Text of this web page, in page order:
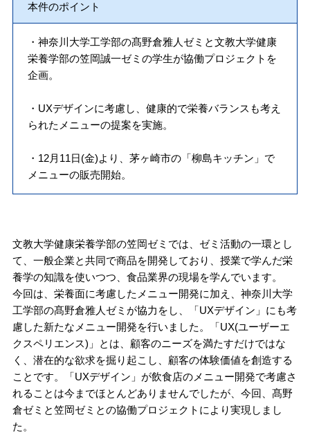
本件のポイント
・神奈川大学工学部の髙野倉雅人ゼミと文教大学健康
栄養学部の笠岡誠一ゼミの学生が協働プロジェクトを
企画。
・UXデザインに考慮し、健康的で栄養バランスも考え
られたメニューの提案を実施。
・12月11日(金)より、茅ヶ崎市の「柳島キッチン」で
メニューの販売開始。
文教大学健康栄養学部の笠岡ゼミでは、ゼミ活動の一環とし
て、一般企業と共同で商品を開発しており、授業で学んだ栄
養学の知識を使いつつ、食品業界の現場を学んでいます。
今回は、栄養面に考慮したメニュー開発に加え、神奈川大学
工学部の髙野倉雅人ゼミが協力をし、「UXデザイン」にも考
慮した新たなメニュー開発を行いました。「UX(ユーザーエ
クスペリエンス)」とは、顧客のニーズを満たすだけではな
く、潜在的な欲求を掘り起こし、顧客の体験価値を創造する
ことです。「UXデザイン」が飲食店のメニュー開発で考慮さ
れることは今までほとんどありませんでしたが、今回、髙野
倉ゼミと笠岡ゼミとの協働プロジェクトにより実現しまし
た。